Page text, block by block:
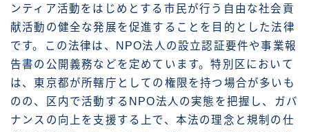
ンティア活動をはじめとする市民が行う自由な社会貢
献活動の健全な発展を促進することを目的とした法律
です。この法律は、NPO法人の設立認証要件や事業報
告書の公開義務などを定めています。特別区において
は、東京都が所轄庁としての権限を持つ場合が多いも
のの、区内で活動するNPO法人の実態を把握し、ガバ
ナンスの向上を支援する上で、本法の理念と規制の仕